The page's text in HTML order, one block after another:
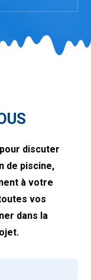
discuter
de piscine,
à votre
vos
dans la